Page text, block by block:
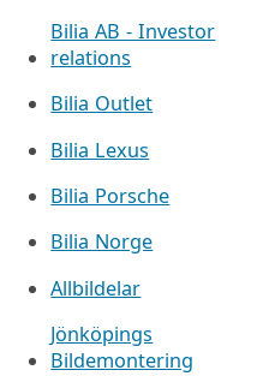
Bilia AB - Investor
relations
Bilia Outlet
Bilia Lexus
Bilia Porsche
Bilia Norge
Allbildelar
Jönköpings
Bildemontering